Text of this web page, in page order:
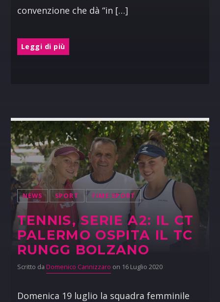
convenzione che dà “in […]
Leggi di più
NEWS SPORT TIME SPORT
TENNIS, SERIE A2: IL CT
PALERMO OSPITA IL TC
RUNGG BOLZANO
Scritto da Domenico Cannizzaro on 16 Luglio 2020
Domenica 19 luglio la squadra femminile